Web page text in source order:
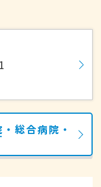
総合病院・